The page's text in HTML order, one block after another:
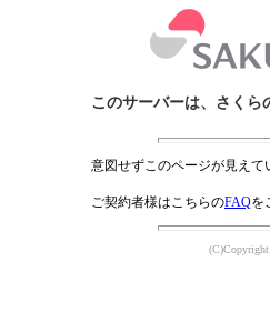
このサーバーは、さくら
意図せずこのページが見え
ご契約者様はこちらのFAQを